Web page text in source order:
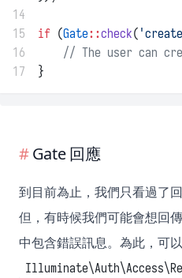
14
15
if (Gate::check(
16
// The user can
17
}
Gate 回應
到目前為止，我們只看過了
但，有時候我們可能會想回
中包含錯誤訊息。為此，可